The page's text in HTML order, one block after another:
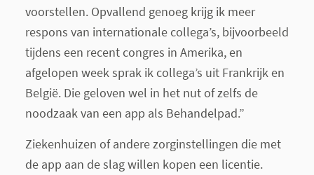
voorstellen. Opvallend genoeg krijg ik meer
respons van internationale collega’s, bijvoorbeeld
tijdens een recent congres in Amerika, en
afgelopen week sprak ik collega’s uit Frankrijk en
België. Die geloven wel in het nut of zelfs de
noodzaak van een app als Behandelpad.”
Ziekenhuizen of andere zorginstellingen die met
de app aan de slag willen kopen een licentie.